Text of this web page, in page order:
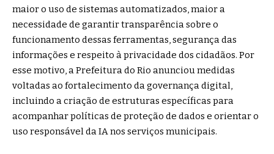
maior o uso de sistemas automatizados, maior a
necessidade de garantir transparência sobre o
funcionamento dessas ferramentas, segurança das
informações e respeito à privacidade dos cidadãos. Por
esse motivo, a Prefeitura do Rio anunciou medidas
voltadas ao fortalecimento da governança digital,
incluindo a criação de estruturas específicas para
acompanhar políticas de proteção de dados e orientar o
uso responsável da IA nos serviços municipais.